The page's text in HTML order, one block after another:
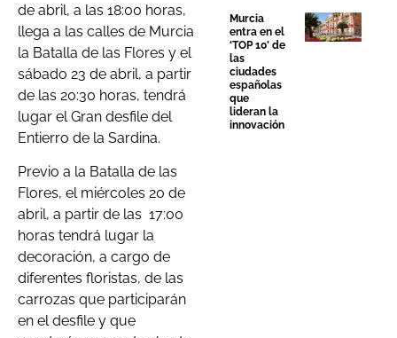
de abril, a las 18:00 horas,
llega a las calles de Murcia
la Batalla de las Flores y el
sábado 23 de abril, a partir
de las 20:30 horas, tendrá
lugar el Gran desfile del
Entierro de la Sardina.
Previo a la Batalla de las
Flores, el miércoles 20 de
abril, a partir de las 17:00
horas tendrá lugar la
decoración, a cargo de
diferentes floristas, de las
carrozas que participarán
en el desfile y que
Murcia
entra en el
‘TOP 10’ de
las
ciudades
españolas
que
lideran la
innovación